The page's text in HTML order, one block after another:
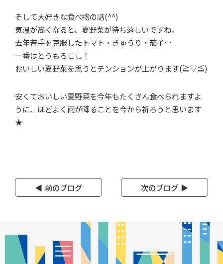
そして大好きな食べ物の話(^^)
気温が高くなると、夏野菜が待ち遠しいですね。
去年苦手を克服したトマト・きゅうり・茄子…
一番はとうもろこし！
おいしい夏野菜を思うとテンションが上がります(≧▽≦)
安くておいしい夏野菜を今年もたくさん食べられますよ
うに、ほどよく雨が降ることを今から祈ろうと思います
★
前のブログ 次のブログ